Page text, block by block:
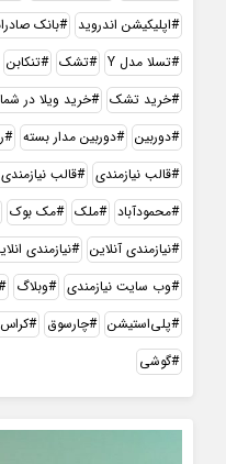
اپلیکیشن اندروید
بانک
تسلا مدل Y
تشک تنکابن
خرید تشک
خرید ویلا در
دوربین
دوربین مدار بسته
قالب نیازمندی
قالب
محمودآباد
ملک مک بوک
نیازمندی آنلاین
نیازمندی
وب سایت نیازمندی
وبلاگ
پلی‌استیشن
چارسوق
گوشی